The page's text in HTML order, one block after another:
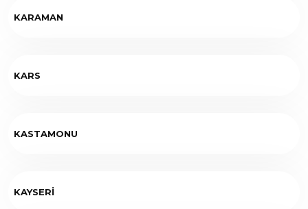
KARAMAN
KARS
KASTAMONU
KAYSERİ